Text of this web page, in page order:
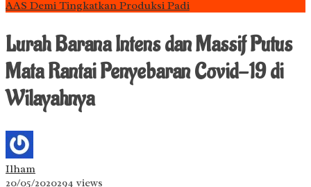
AAS Demi Tingkatkan Produksi Padi
Lurah Barana Intens dan Massif Putus
Mata Rantai Penyebaran Covid-19 di
Wilayahnya
Ilham
20/05/2020294 views